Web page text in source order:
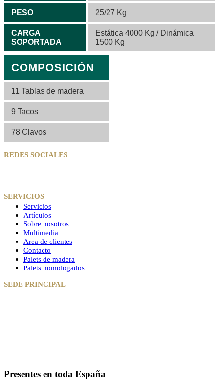
PESO 25/27 Kg
CARGA
SOPORTADA
Estática 4000 Kg / Dinámica
1500 Kg
COMPOSICIÓN
11 Tablas de madera
9 Tacos
78 Clavos
REDES SOCIALES
SERVICIOS
Servicios
Artículos
Sobre nosotros
Multimedia
Area de clientes
Contacto
Palets de madera
Palets homologados
SEDE PRINCIPAL
Presentes en toda España